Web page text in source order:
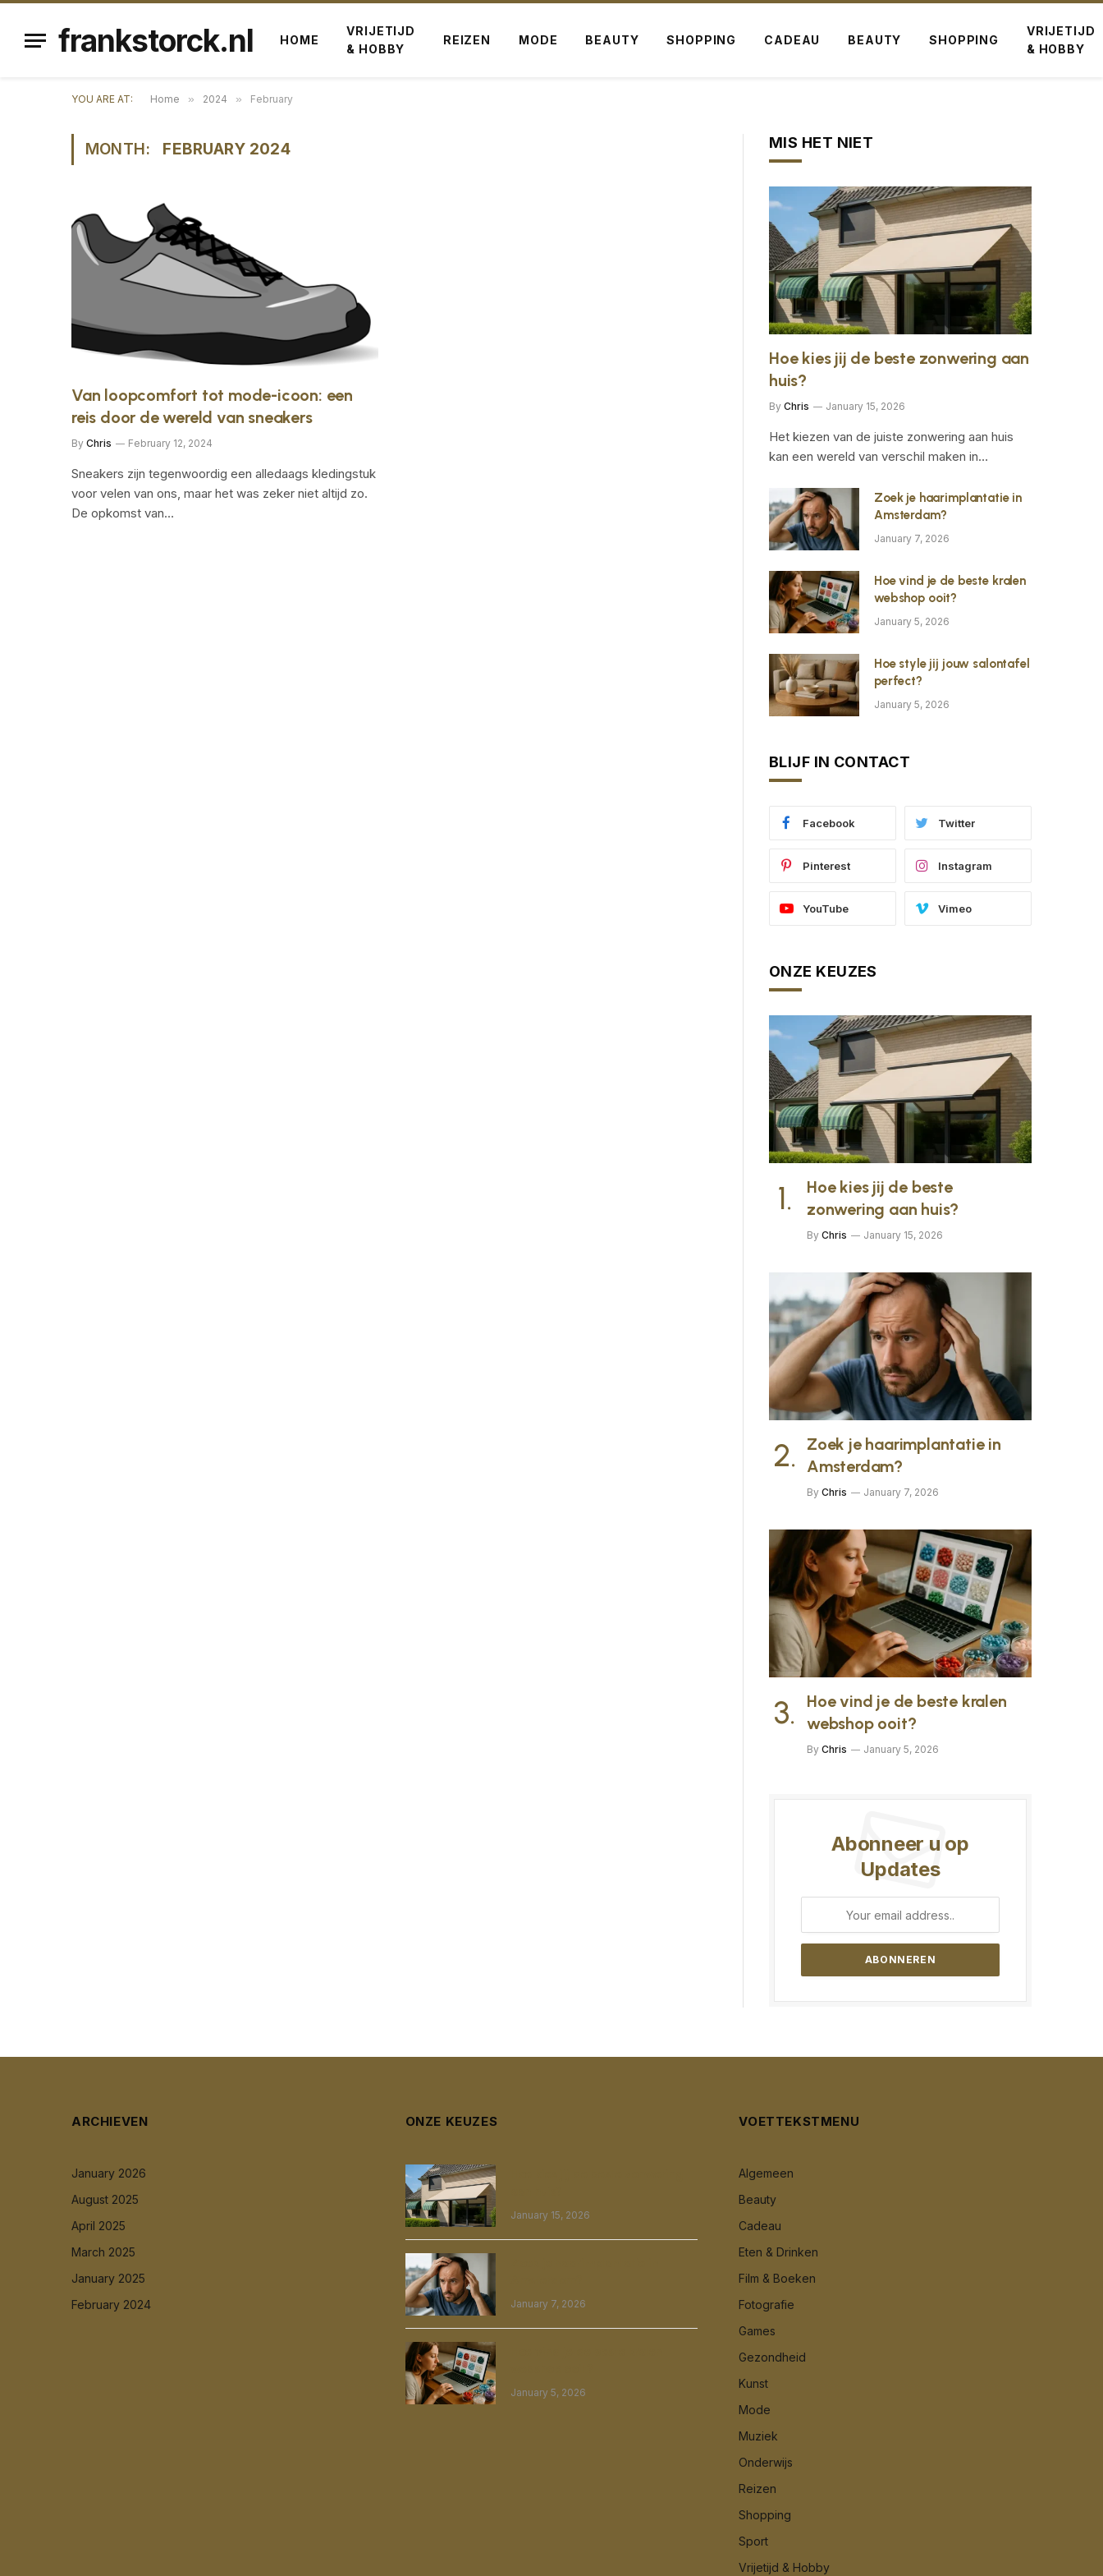
frankstorck.nl HOME
VRIJETIJD
& HOBBY
REIZEN MODE BEAUTY SHOPPING CADEAU BEAUTY SHOPPING
VRIJETIJD
& HOBBY
YOU ARE AT: Home » 2024 » February
MONTH: FEBRUARY 2024
Van loopcomfort tot mode-icoon: een
reis door de wereld van sneakers
By Chris February 12, 2024
Sneakers zijn tegenwoordig een alledaags kledingstuk
voor velen van ons, maar het was zeker niet altijd zo.
De opkomst van…
MIS HET NIET
Hoe kies jij de beste zonwering aan
huis?
By Chris January 15, 2026
Het kiezen van de juiste zonwering aan huis
kan een wereld van verschil maken in…
Zoek je haarimplantatie in
Amsterdam?
January 7, 2026
Hoe vind je de beste kralen
webshop ooit?
January 5, 2026
Hoe style jij jouw salontafel
perfect?
January 5, 2026
BLIJF IN CONTACT
Facebook Twitter
Pinterest Instagram
YouTube Vimeo
ONZE KEUZES
Hoe kies jij de beste
zonwering aan huis?
By Chris January 15, 2026
Zoek je haarimplantatie in
Amsterdam?
By Chris January 7, 2026
Hoe vind je de beste kralen
webshop ooit?
By Chris January 5, 2026
Abonneer u op
Updates
ARCHIEVEN
January 2026
August 2025
April 2025
March 2025
January 2025
February 2024
ONZE KEUZES
January 15, 2026
January 7, 2026
January 5, 2026
VOETTEKSTMENU
Algemeen
Beauty
Cadeau
Eten & Drinken
Film & Boeken
Fotografie
Games
Gezondheid
Kunst
Mode
Muziek
Onderwijs
Reizen
Shopping
Sport
Vrijetijd & Hobby